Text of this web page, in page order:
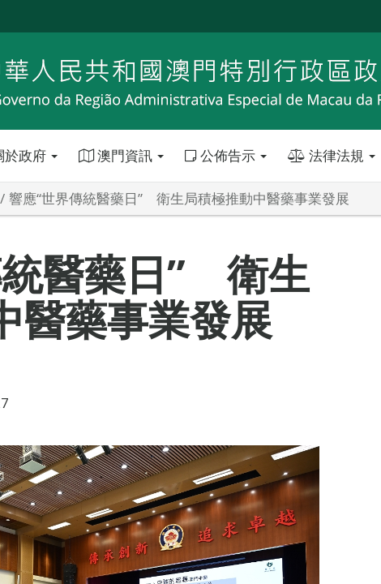
於政府 澳門資訊 公佈告示 法律法規
響應“世界傳統醫藥日” 衛生局積極推動中醫藥事業發展
醫藥日” 衛生
醫藥事業發展